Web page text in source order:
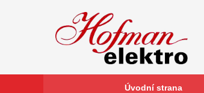
Úvodní strana